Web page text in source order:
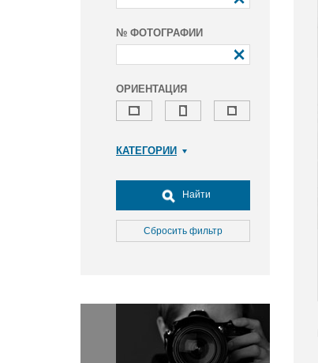
№ ФОТОГРАФИИ
ОРИЕНТАЦИЯ
КАТЕГОРИИ
Досуг, туризм и отдых
Культура
Медицина
Окружающая среда
Политика
Правосудие
Найти
Сбросить фильтр